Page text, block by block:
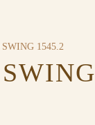
1545.2